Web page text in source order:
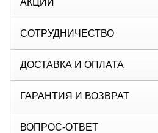
АКЦИИ
СОТРУДНИЧЕСТВО
ДОСТАВКА И ОПЛАТА
ГАРАНТИЯ И ВОЗВРАТ
ВОПРОС-ОТВЕТ